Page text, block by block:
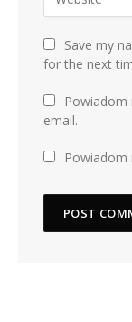
Save my
for the next
email.
Powiadom